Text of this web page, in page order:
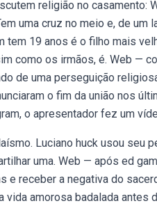
religião no
uma cruz no meio e, de
tem 19 anos é o filho mais
como os irmãos, é. Web —
de uma perseguição
o fim da união nos
o apresentador fez um
Luciano huck usou seu
uma. Web — após ed
e receber a negativa do
vida amorosa badalada